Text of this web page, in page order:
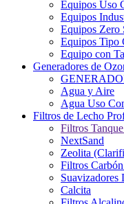
Equipos Uso
Equipos
Equipos Zero
Equipos Tipo
Equipo con
Generadores de
Agua y Aire
Agua Uso
Filtros de Lecho
Filtros
NextSand
Zeolita
Filtros
Suavizadores
Calcita